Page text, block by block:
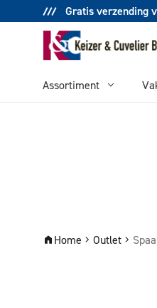
Gratis verzending
Assortiment
Home Outlet